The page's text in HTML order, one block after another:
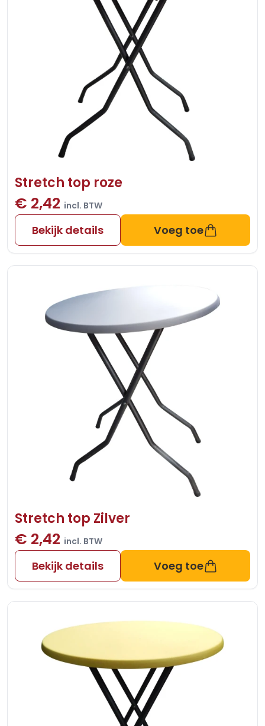
Stretch top roze
€ 2,42 incl. BTW
Bekijk details Voeg toe
Stretch top Zilver
€ 2,42 incl. BTW
Bekijk details Voeg toe